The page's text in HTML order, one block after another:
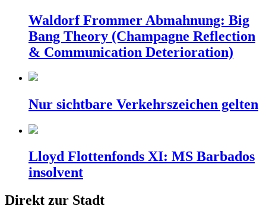
Waldorf Frommer Abmahnung: Big
Bang Theory (Champagne Reflection
& Communication Deterioration)
Nur sichtbare Verkehrszeichen gelten
Lloyd Flottenfonds XI: MS Barbados
insolvent
Direkt zur Stadt